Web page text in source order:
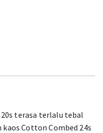
terasa terlalu tebal
Cotton Combed 24s